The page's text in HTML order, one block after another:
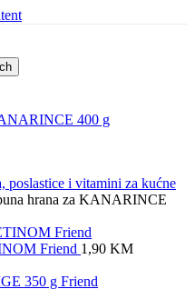
poslastice i vitamini za kućne
hrana za KANARINCE
Friend 1,90 KM